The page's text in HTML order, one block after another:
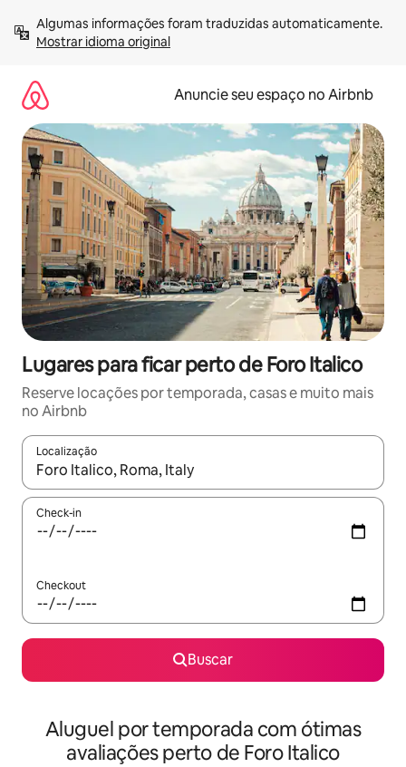
para
Mostrar idioma original
Anuncie seu espaço no Airbnb
Lugares para ficar perto de Foro Italico
Reserve locações por temporada, casas e muito mais
no Airbnb
Localização
Quando os resultados estiverem disponíveis, explore-os
Check-in
Checkout
Buscar
Aluguel por temporada com ótimas
avaliações perto de Foro Italico